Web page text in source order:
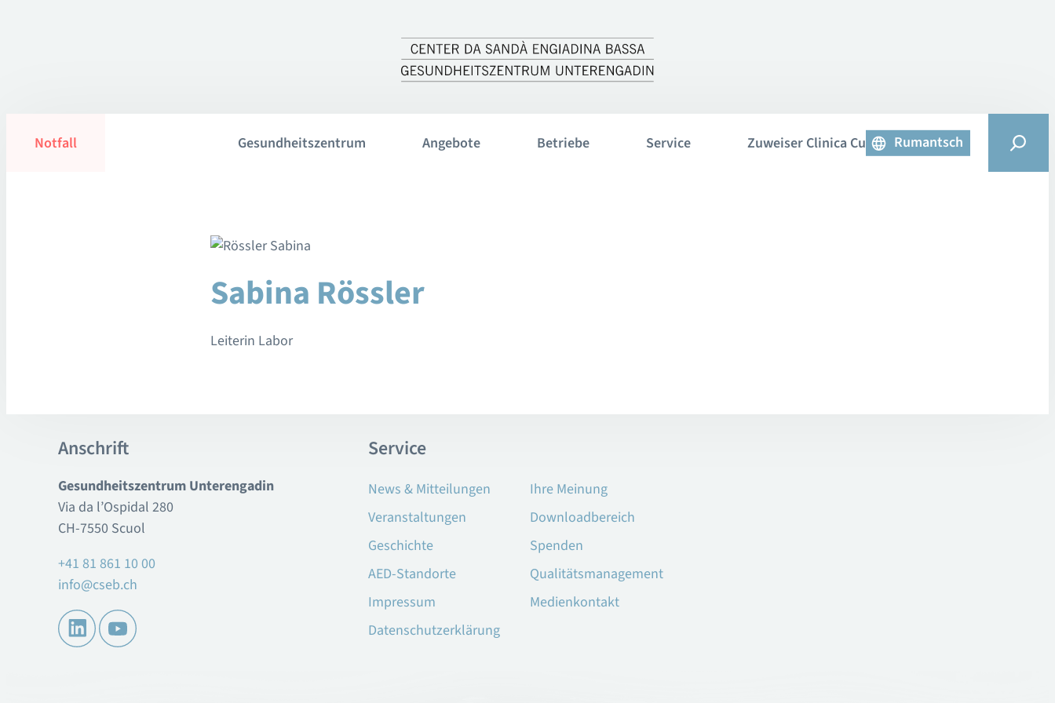
Notfall Gesundheitszentrum Angebote Betriebe Service Zuweiser Clinica CurativaRumantsch
Sabina Rössler
Leiterin Labor
Anschrift
Gesundheitszentrum Unterengadin
Via da l’Ospidal 280
CH-7550 Scuol
+41 81 861 10 00
info@cseb.ch
Service
News & Mitteilungen
Veranstaltungen
Geschichte
AED-Standorte
Impressum
Datenschutzerklärung
Ihre Meinung
Downloadbereich
Spenden
Qualitätsmanagement
Medienkontakt